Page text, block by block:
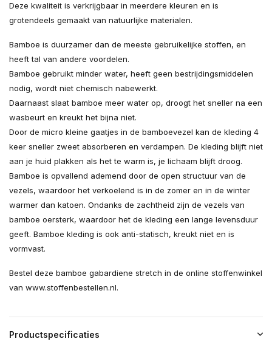
Deze kwaliteit is verkrijgbaar in meerdere kleuren en is
grotendeels gemaakt van natuurlijke materialen.
Bamboe is duurzamer dan de meeste gebruikelijke stoffen, en
heeft tal van andere voordelen.
Bamboe gebruikt minder water, heeft geen bestrijdingsmiddelen
nodig, wordt niet chemisch nabewerkt.
Daarnaast slaat bamboe meer water op, droogt het sneller na een
wasbeurt en kreukt het bijna niet.
Door de micro kleine gaatjes in de bamboevezel kan de kleding 4
keer sneller zweet absorberen en verdampen. De kleding blijft niet
aan je huid plakken als het te warm is, je lichaam blijft droog.
Bamboe is opvallend ademend door de open structuur van de
vezels, waardoor het verkoelend is in de zomer en in de winter
warmer dan katoen. Ondanks de zachtheid zijn de vezels van
bamboe oersterk, waardoor het de kleding een lange levensduur
geeft. Bamboe kleding is ook anti-statisch, kreukt niet en is
vormvast.
Bestel deze bamboe gabardiene stretch in de online stoffenwinkel
van www.stoffenbestellen.nl.
Productspecificaties